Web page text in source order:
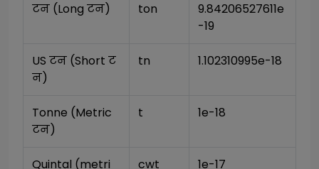
टन (Long टन) ton
9.84206527611e
-19
US टन (Short ट
न)
tn 1.102310995e-18
Tonne (Metric
टन)
t 1e-18
Quintal (metri
cwt 1e-17